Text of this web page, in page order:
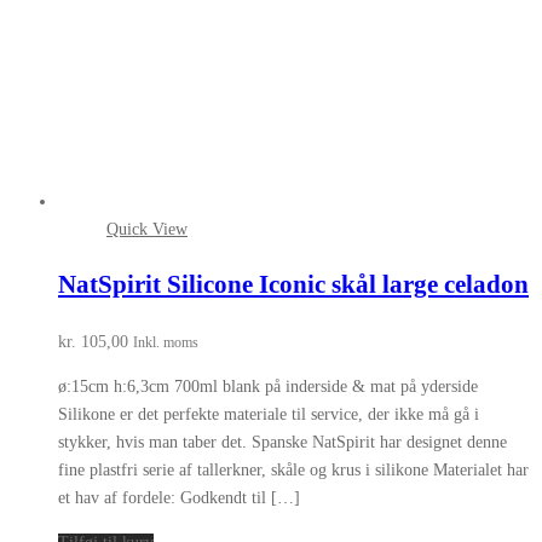
Quick View
NatSpirit Silicone Iconic skål large celadon
kr. 105,00 Inkl. moms
ø:15cm h:6,3cm 700ml blank på inderside & mat på yderside
Silikone er det perfekte materiale til service, der ikke må gå i
stykker, hvis man taber det. Spanske NatSpirit har designet denne
fine plastfri serie af tallerkner, skåle og krus i silikone Materialet har
et hav af fordele: Godkendt til […]